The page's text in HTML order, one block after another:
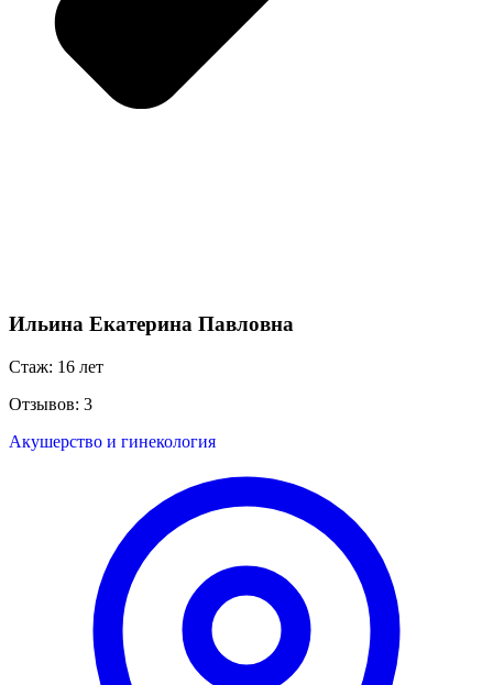
Ильина Екатерина Павловна
Стаж: 16 лет
Отзывов: 3
Акушерство и гинекология